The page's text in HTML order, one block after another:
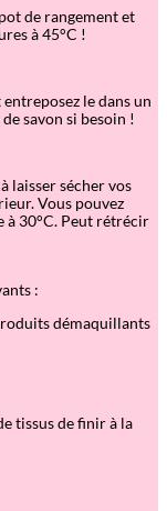
de rangement et
à 45°C !
le dans un
savon si besoin !
laisser sécher vos
Vous pouvez
à 30°C. Peut rétrécir
:
démaquillants
tissus de finir à la